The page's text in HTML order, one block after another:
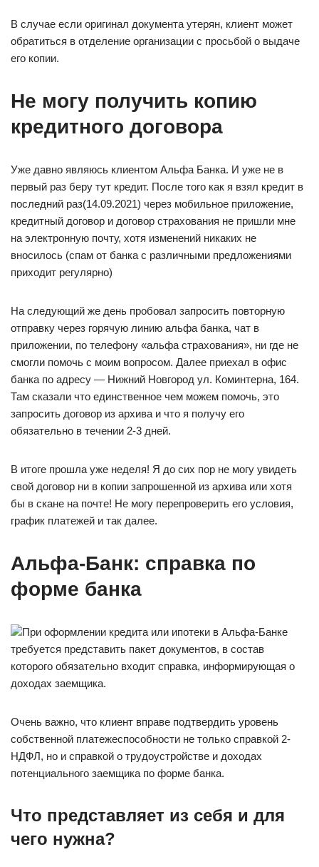
В случае если оригинал документа утерян, клиент может
обратиться в отделение организации с просьбой о выдаче
его копии.
Не могу получить копию
кредитного договора
Уже давно являюсь клиентом Альфа Банка. И уже не в
первый раз беру тут кредит. После того как я взял кредит в
последний раз(14.09.2021) через мобильное приложение,
кредитный договор и договор страхования не пришли мне
на электронную почту, хотя изменений никаких не
вносилось (спам от банка с различными предложениями
приходит регулярно)
На следующий же день пробовал запросить повторную
отправку через горячую линию альфа банка, чат в
приложении, по телефону «альфа страхования», ни где не
смогли помочь с моим вопросом. Далее приехал в офис
банка по адресу — Нижний Новгород ул. Коминтерна, 164.
Там сказали что единственное чем можем помочь, это
запросить договор из архива и что я получу его
обязательно в течении 2-3 дней.
В итоге прошла уже неделя! Я до сих пор не могу увидеть
свой договор ни в копии запрошенной из архива или хотя
бы в скане на почте! Не могу перепроверить его условия,
график платежей и так далее.
Альфа-Банк: справка по
форме банка
При оформлении кредита или ипотеки в Альфа-Банке
требуется представить пакет документов, в состав
которого обязательно входит справка, информирующая о
доходах заемщика.
Очень важно, что клиент вправе подтвердить уровень
собственной платежеспособности не только справкой 2-
НДФЛ, но и справкой о трудоустройстве и доходах
потенциального заемщика по форме банка.
Что представляет из себя и для
чего нужна?